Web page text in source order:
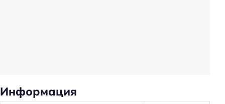
Доступность
Информация